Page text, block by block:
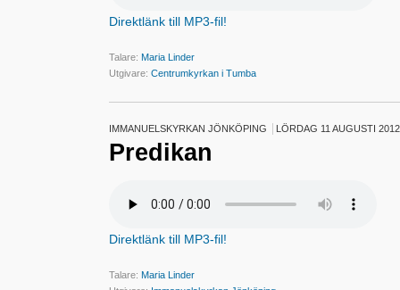
Direktlänk till MP3-fil!
Talare: Maria Linder
Utgivare: Centrumkyrkan i Tumba
IMMANUELSKYRKAN JÖNKÖPING LÖRDAG 11 AUGUSTI 2012
Predikan
Direktlänk till MP3-fil!
Talare: Maria Linder